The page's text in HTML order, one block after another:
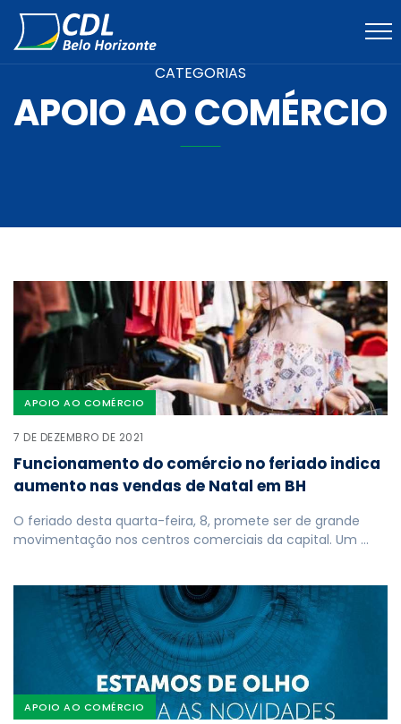
CATEGORIAS
APOIO AO COMÉRCIO
APOIO AO COMÉRCIO
7 DE DEZEMBRO DE 2021
Funcionamento do comércio no feriado indica
aumento nas vendas de Natal em BH
O feriado desta quarta-feira, 8, promete ser de grande
movimentação nos centros comerciais da capital. Um …
APOIO AO COMÉRCIO